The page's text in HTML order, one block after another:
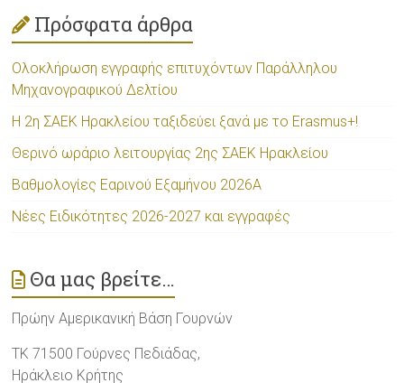
Πρόσφατα άρθρα
Ολοκλήρωση εγγραφής επιτυχόντων Παράλληλου
Μηχανογραφικού Δελτίου
Η 2η ΣΑΕΚ Ηρακλείου ταξιδεύει ξανά με το Erasmus+!
Θερινό ωράριο λειτουργίας 2ης ΣΑΕΚ Ηρακλείου
Βαθμολογίες Εαρινού Εξαμήνου 2026Α
Νέες Ειδικότητες 2026-2027 και εγγραφές
Θα μας βρείτε…
Πρώην Αμερικανική Βάση Γουρνών
ΤΚ 71500 Γούρνες Πεδιάδας,
Ηράκλειο Κρήτης